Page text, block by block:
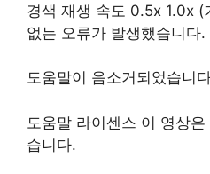
경색 재생 속도 ​​​​0.5x 1.0x
없는 오류가 발생했습니다.
도움말이 음소거되었습니
도움말 라이센스 이 영상
습니다.